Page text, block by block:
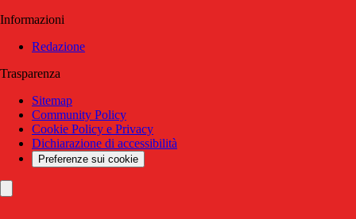
Informazioni
Redazione
Trasparenza
Sitemap
Community Policy
Cookie Policy e Privacy
Dichiarazione di accessibilità
Preferenze sui cookie